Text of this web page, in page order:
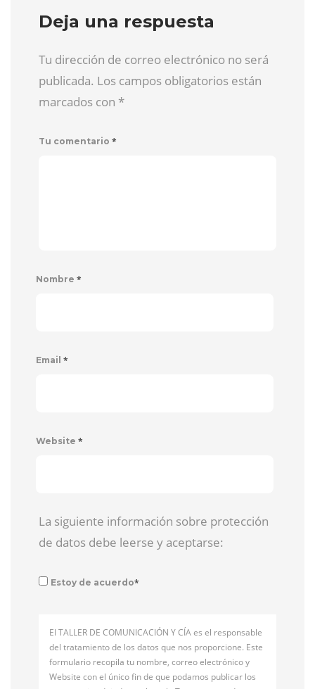
Deja una respuesta
Tu dirección de correo electrónico no será
publicada. Los campos obligatorios están
marcados con *
Tu comentario *
Nombre *
Email *
Website *
La siguiente información sobre protección
de datos debe leerse y aceptarse:
Estoy de acuerdo*
El TALLER DE COMUNICACIÓN Y CÍA es el responsable
del tratamiento de los datos que nos proporcione. Este
formulario recopila tu nombre, correo electrónico y
Website con el único fin de que podamos publicar los